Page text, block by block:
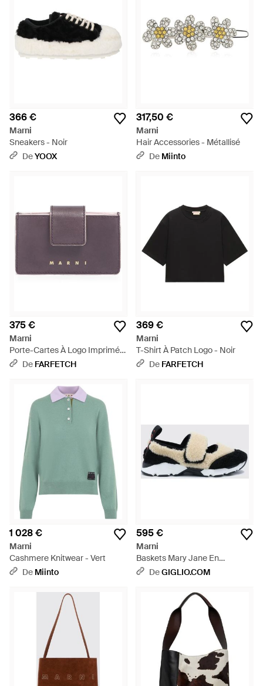
366 €
Marni
Sneakers - Noir
DeYOOX
317,50 €
Marni
Hair Accessories - Métallisé
De Miinto
375 €
Marni
Porte-Cartes À Logo Imprimé -
Violet
De FARFETCH
369 €
Marni
T-Shirt À Patch Logo - Noir
De FARFETCH
1 028 €
Marni
Cashmere Knitwear - Vert
De Miinto
595 €
Marni
Baskets Mary Jane En
Shearling Bicolore À Fermeture
DeGIGLIO.COM